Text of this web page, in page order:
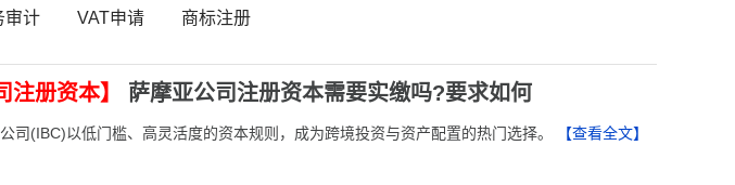
审计 VAT申请 商标注册
注册资本】 萨摩亚公司注册资本需要实缴吗?要求如何
司(IBC)以低门槛、高灵活度的资本规则，成为跨境投资与资产配置的热门选择。 【查看全文】